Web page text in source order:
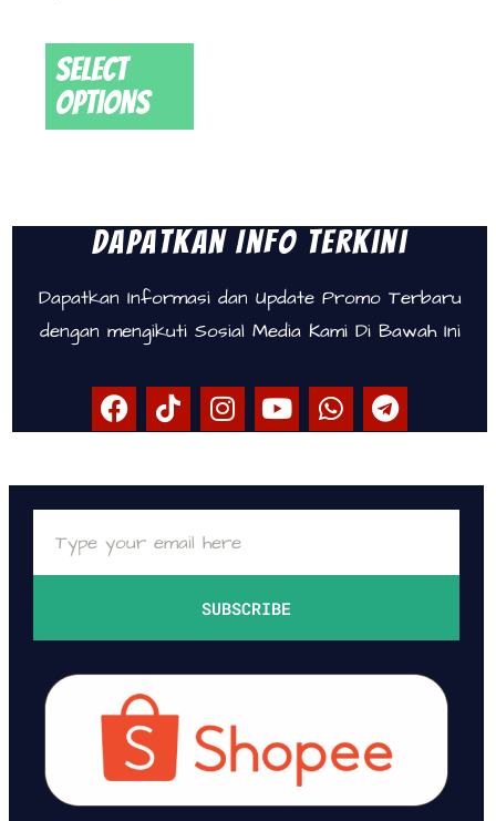
Select
options
Dapatkan Info Terkini
Dapatkan Informasi dan Update Promo Terbaru
dengan mengikuti Sosial Media Kami Di Bawah Ini
SUBSCRIBE